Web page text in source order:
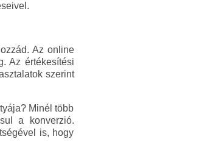
Az online
Az értékesítési
szerint
Minél több
a konverzió.
is, hogy